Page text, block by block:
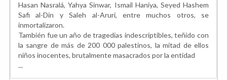
Hasan Nasralá, Yahya Sinwar, Ismail Haniya, Seyed Hashem
Safi al-Din y Saleh al-Aruri, entre muchos otros, se
inmortalizaron.
También fue un año de tragedias indescriptibles, teñido con
la sangre de más de 200 000 palestinos, la mitad de ellos
niños inocentes, brutalmente masacrados por la entidad
...